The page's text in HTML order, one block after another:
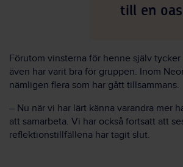
till en
Förutom vinsterna för henne själv
även har varit bra för gruppen. Inom
nämligen flera som har gått tillsammans.
– Nu när vi har lärt känna varandra mer
att samarbeta. Vi har också fortsatt att
reflektionstillfällena har tagit slut.